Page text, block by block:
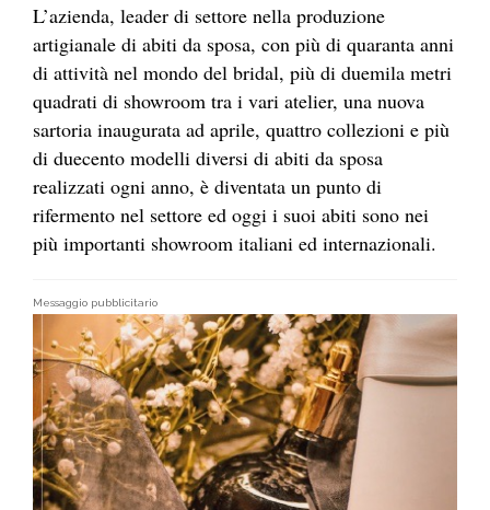
L’azienda, leader di settore nella produzione
artigianale di abiti da sposa, con più di quaranta anni
di attività nel mondo del bridal, più di duemila metri
quadrati di showroom tra i vari atelier, una nuova
sartoria inaugurata ad aprile, quattro collezioni e più
di duecento modelli diversi di abiti da sposa
realizzati ogni anno, è diventata un punto di
rifermento nel settore ed oggi i suoi abiti sono nei
più importanti showroom italiani ed internazionali.
Messaggio pubblicitario